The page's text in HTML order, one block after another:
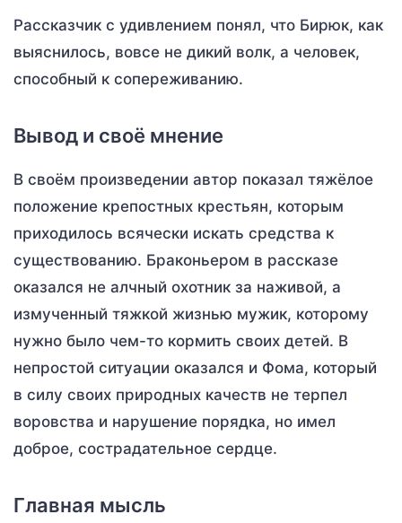
Рассказчик с удивлением понял, что Бирюк, как
выяснилось, вовсе не дикий волк, а человек,
способный к сопереживанию.
Вывод и своё мнение
В своём произведении автор показал тяжёлое
положение крепостных крестьян, которым
приходилось всячески искать средства к
существованию. Браконьером в рассказе
оказался не алчный охотник за наживой, а
измученный тяжкой жизнью мужик, которому
нужно было чем-то кормить своих детей. В
непростой ситуации оказался и Фома, который
в силу своих природных качеств не терпел
воровства и нарушение порядка, но имел
доброе, сострадательное сердце.
Главная мысль